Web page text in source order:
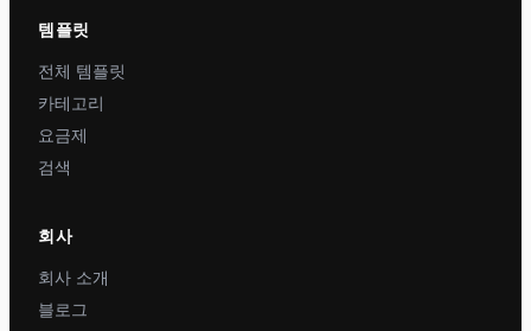
템플릿
전체 템플릿
카테고리
요금제
검색
회사
회사 소개
블로그